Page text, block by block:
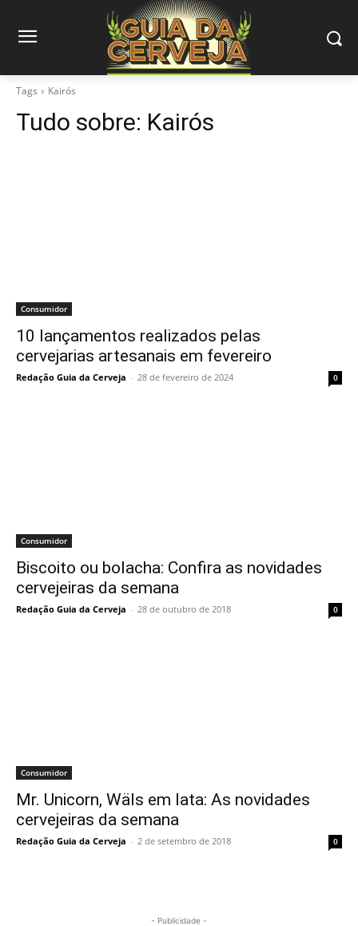
Tags Kairós
Tudo sobre: Kairós
Consumidor
10 lançamentos realizados pelas
cervejarias artesanais em fevereiro
Redação Guia da Cerveja - 28 de fevereiro de 2024 0
Consumidor
Biscoito ou bolacha: Confira as novidades
cervejeiras da semana
Redação Guia da Cerveja - 28 de outubro de 2018 0
Consumidor
Mr. Unicorn, Wäls em lata: As novidades
cervejeiras da semana
Redação Guia da Cerveja - 2 de setembro de 2018 0
- Publicidade -